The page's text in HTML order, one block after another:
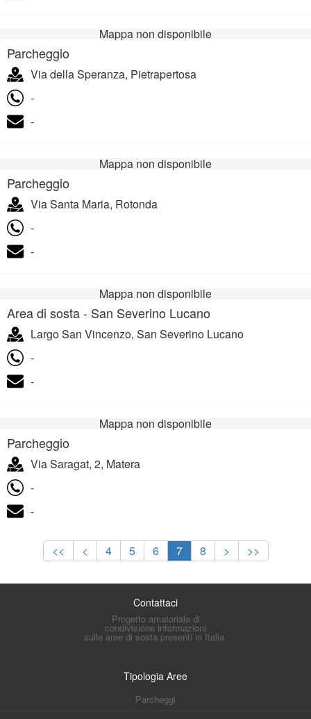
Mappa non disponibile
Parcheggio
Via della Speranza, Pietrapertosa
-
-
Mappa non disponibile
Parcheggio
Via Santa Maria, Rotonda
-
-
Mappa non disponibile
Area di sosta - San Severino Lucano
Largo San Vincenzo, San Severino Lucano
-
-
Mappa non disponibile
Parcheggio
Via Saragat, 2, Matera
-
-
<< < 4 5 6 7 8 > >>
Contattaci
Progetto amatoriale di
condivisione informazioni
sulle aree di sosta presenti in Italia.
Tipologia Aree
Parcheggi